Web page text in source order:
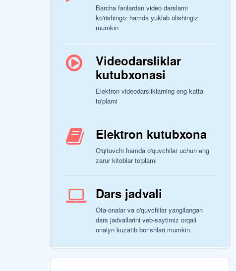
Barcha fanlardan video darslarni
ko'rishingiz hamda yuklab olishingiz
mumkin
Videodarsliklar
kutubxonasi
Elektron videodarsliklarning eng katta
to'plami
Elektron kutubxona
O'qituvchi hamda o'quvchilar uchun eng
zarur kitoblar to'plami
Dars jadvali
Ota-onalar va o'quvchilar yangilangan
dars jadvallarini veb-saytimiz orqali
onalyn kuzatib borishlari mumkin.